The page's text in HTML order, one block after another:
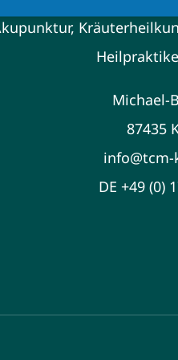
Michael-
87435
DE +49 (0)